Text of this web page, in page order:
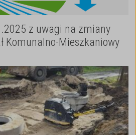
z uwagi na zmiany
Komunalno-Mieszkaniowy